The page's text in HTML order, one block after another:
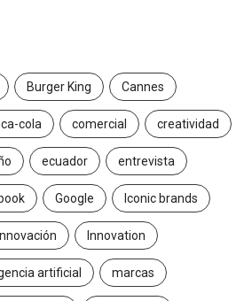
Burger King Cannes
cola comercial creatividad
ecuador entrevista
Google Iconic brands
Innovation
artificial marcas